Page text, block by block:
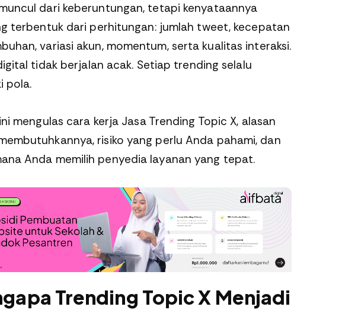
dari keberuntungan, tetapi kenyataannya
terbentuk dari perhitungan: jumlah tweet, kecepatan
variasi akun, momentum, serta kualitas interaksi.
tidak berjalan acak. Setiap trending selalu
pola.
mengulas cara kerja Jasa Trending Topic X, alasan
risiko yang perlu Anda pahami, dan
Anda memilih penyedia layanan yang tepat.
Trending Topic X Menjadi